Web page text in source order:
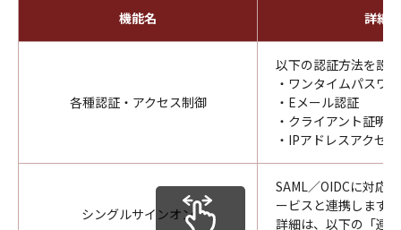
機能名 詳細
各種認証・アクセス制御
以下の認証方法を設
・ワンタイムパスワ
・Eメール認証
・クライアント証明
・IPアドレスアクセ
シングルサインオン
SAML／OIDCに対応
ービスと連携します。
詳細は、以下の「連